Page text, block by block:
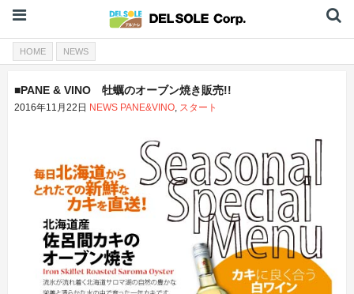
HOME NEWS
■PANE & VINO 牡蠣のオーブン焼き販売!!
2016年11月22日 NEWS PANE&VINO, スタート